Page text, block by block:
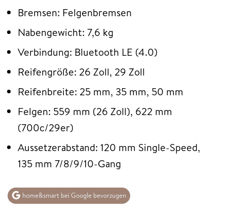
Bremsen: Felgenbremsen
Nabengewicht: 7,6 kg
Verbindung: Bluetooth LE (4.0)
Reifengröße: 26 Zoll, 29 Zoll
Reifenbreite: 25 mm, 35 mm, 50 mm
Felgen: 559 mm (26 Zoll), 622 mm
(700c/29er)
Aussetzerabstand: 120 mm Single-Speed,
135 mm 7/8/9/10-Gang
home&smart bei Google bevorzugen